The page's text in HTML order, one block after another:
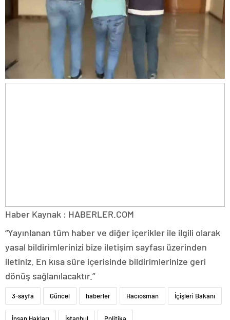
Haber Kaynak : HABERLER.COM
“Yayınlanan tüm haber ve diğer içerikler ile ilgili olarak
yasal bildirimlerinizi bize iletişim sayfası üzerinden
iletiniz. En kısa süre içerisinde bildirimlerinize geri
dönüş sağlanılacaktır.”
3-sayfa Güncel haberler Hacıosman İçişleri Bakanı
İnsan Hakları İstanbul Politika